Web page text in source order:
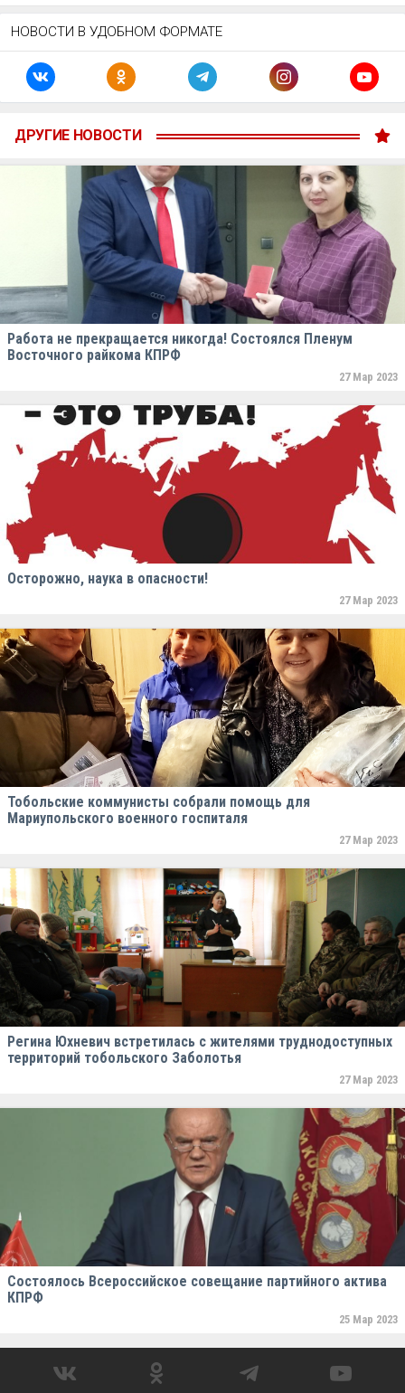
НОВОСТИ В УДОБНОМ ФОРМАТЕ
ДРУГИЕ НОВОСТИ
Работа не прекращается никогда! Состоялся Пленум
Восточного райкома КПРФ
27 Мар 2023
Осторожно, наука в опасности!
27 Мар 2023
Тобольские коммунисты собрали помощь для
Мариупольского военного госпиталя
27 Мар 2023
Регина Юхневич встретилась с жителями труднодоступных
территорий тобольского Заболотья
27 Мар 2023
Состоялось Всероссийское совещание партийного актива
КПРФ
25 Мар 2023